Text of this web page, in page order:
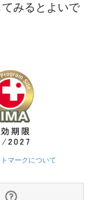
みるとよいで